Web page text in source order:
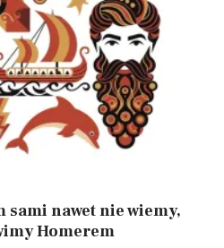
sami nawet nie wiemy,
Homerem